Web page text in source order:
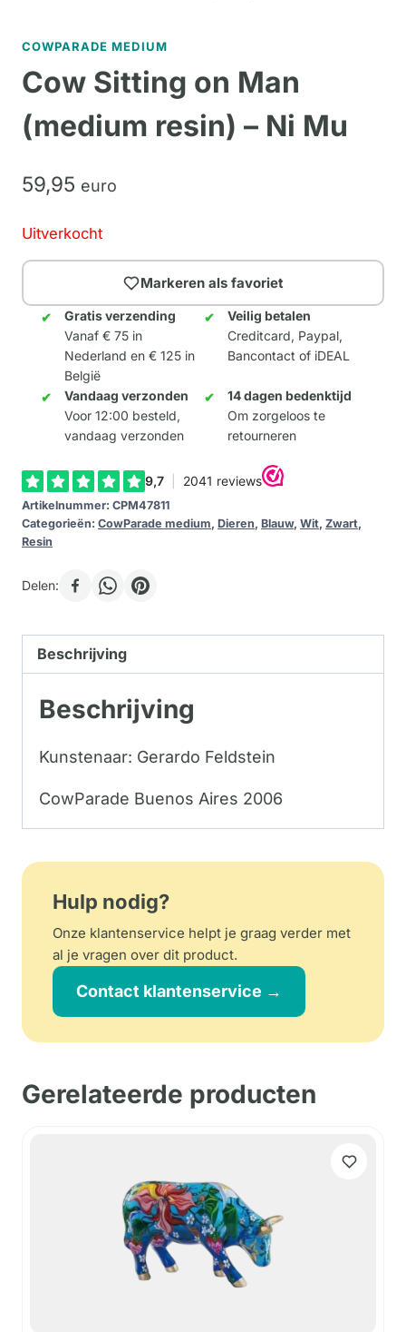
COWPARADE MEDIUM
Cow Sitting on Man
(medium resin) – Ni Mu
59,95 euro
Uitverkocht
Markeren als favoriet
Gratis verzending
Vanaf € 75 in
Nederland en € 125 in
België
Veilig betalen
Creditcard, Paypal,
Bancontact of iDEAL
Vandaag verzonden
Voor 12:00 besteld,
vandaag verzonden
14 dagen bedenktijd
Om zorgeloos te
retourneren
Artikelnummer: CPM47811
Categorieën: CowParade medium, Dieren, Blauw, Wit, Zwart,
Resin
Delen:
Beschrijving
Beschrijving
Kunstenaar: Gerardo Feldstein
CowParade Buenos Aires 2006
Hulp nodig?
Onze klantenservice helpt je graag verder met
al je vragen over dit product.
Contact klantenservice →
Gerelateerde producten